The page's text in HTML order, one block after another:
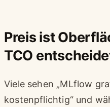
Preis ist
TCO
Viele sehen „MLflow
kostenpflichtig“ und